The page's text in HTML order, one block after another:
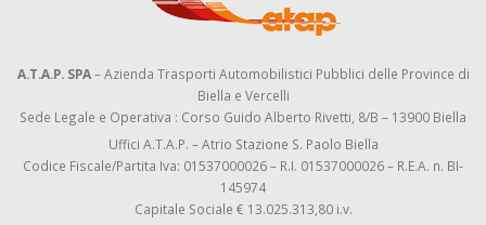
A.T.A.P. SPA– Azienda Trasporti Automobilistici Pubblici delle Province di
Biella e Vercelli
Sede Legale e Operativa : Corso Guido Alberto Rivetti, 8/B – 13900 Biella
Uffici A.T.A.P. – Atrio Stazione S. Paolo Biella
Codice Fiscale/Partita Iva: 01537000026 – R.I. 01537000026 – R.E.A. n. BI-
145974
Capitale Sociale € 13.025.313,80 i.v.